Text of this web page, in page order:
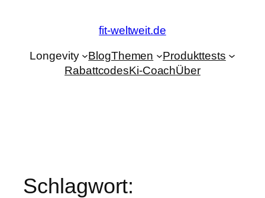
fit-weltweit.de
Longevity BlogThemen
Produkttests
RabattcodesKi-CoachÜber
Schlagwort: